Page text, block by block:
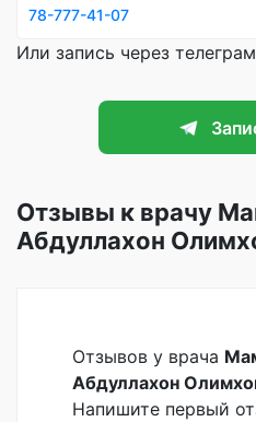
78-777-41-07
Или запись через
Отзывы к врачу
Абдуллахон
Отзывов у врача
Абдуллахон
Напишите первый